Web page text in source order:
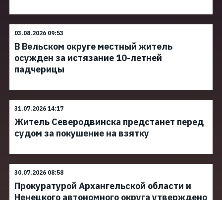
03.08.2026 09:53
В Вельском округе местный житель
осужден за истязание 10-летней
падчерицы
31.07.2026 14:17
Житель Северодвинска предстанет перед
судом за покушение на взятку
30.07.2026 08:58
Прокуратурой Архангельской области и
Ненецкого автономного округа утверждено